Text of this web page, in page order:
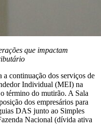
que impactam
a continuação dos serviços de
Individual (MEI) na
término do mutirão. A Sala
dos empresários para
DAS junto ao Simples
Nacional (dívida ativa